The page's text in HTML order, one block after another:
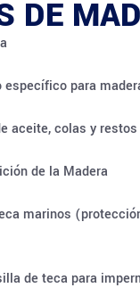
DE
para
aceite, colas y
de la Madera
marinos
de teca para